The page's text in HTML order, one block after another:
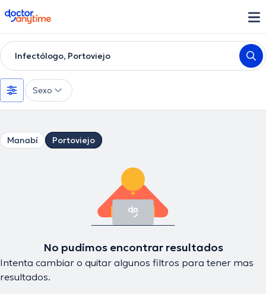
doctoranytime
Infectólogo, Portoviejo
Sexo
Manabí Portoviejo
No pudimos encontrar resultados
Intenta cambiar o quitar algunos filtros para tener mas
resultados.